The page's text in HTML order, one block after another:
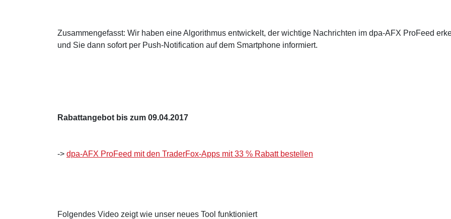
Zusammengefasst: Wir haben eine Algorithmus entwickelt, der wichtige Nachrichten im dpa-AFX ProFeed
und Sie dann sofort per Push-Notification auf dem Smartphone informiert.
Rabattangebot bis zum 09.04.2017
-> dpa-AFX ProFeed mit den TraderFox-Apps mit 33 % Rabatt bestellen
Folgendes Video zeigt wie unser neues Tool funktioniert